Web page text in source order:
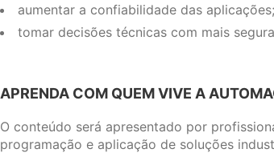
aumentar a confiabilidade das aplicações;
tomar decisões técnicas com mais
APRENDA COM QUEM VIVE A
O conteúdo será apresentado por
programação e aplicação de soluções